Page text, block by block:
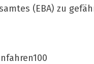
(EBA) zu